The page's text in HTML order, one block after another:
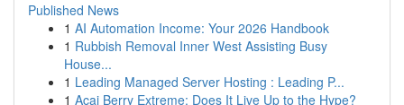
Published News
1 AI Automation Income: Your 2026 Handbook
1 Rubbish Removal Inner West Assisting Busy
House...
1 Leading Managed Server Hosting : Leading P...
1 Acai Berry Extreme: Does It Live Up to the Hype?